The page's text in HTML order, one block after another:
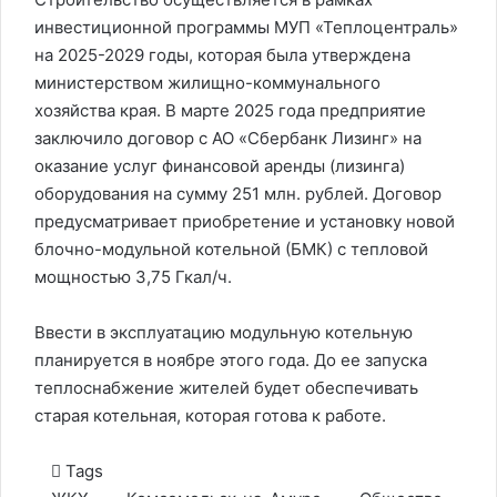
инвестиционной программы МУП «Теплоцентраль»
на 2025-2029 годы, которая была утверждена
министерством жилищно-коммунального
хозяйства края. В марте 2025 года предприятие
заключило договор с АО «Сбербанк Лизинг» на
оказание услуг финансовой аренды (лизинга)
оборудования на сумму 251 млн. рублей. Договор
предусматривает приобретение и установку новой
блочно-модульной котельной (БМК) с тепловой
мощностью 3,75 Гкал/ч.
Ввести в эксплуатацию модульную котельную
планируется в ноябре этого года. До ее запуска
теплоснабжение жителей будет обеспечивать
старая котельная, которая готова к работе.
Tags